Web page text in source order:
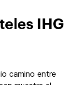
IHG
camino entre